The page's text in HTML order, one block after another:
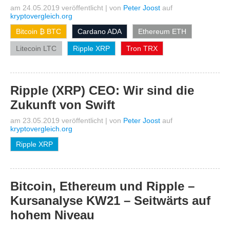
am 24.05.2019 veröffentlicht | von Peter Joost auf
kryptovergleich.org
Bitcoin ₿ BTC
Cardano ADA Ethereum ETH
Litecoin LTC Ripple XRP Tron TRX
Ripple (XRP) CEO: Wir sind die
Zukunft von Swift
am 23.05.2019 veröffentlicht | von Peter Joost auf
kryptovergleich.org
Ripple XRP
Bitcoin, Ethereum und Ripple –
Kursanalyse KW21 – Seitwärts auf
hohem Niveau